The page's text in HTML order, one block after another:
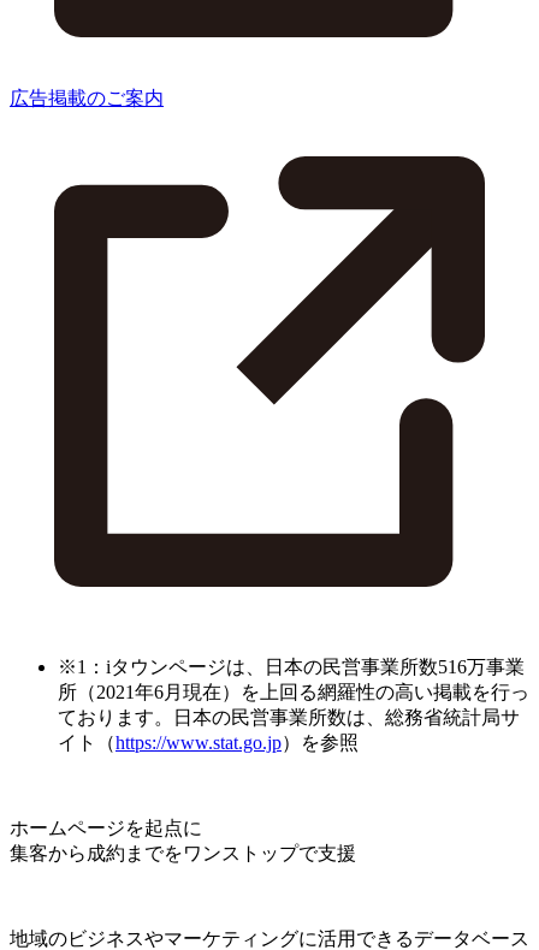
広告掲載のご案内
※1：iタウンページは、日本の民営事業所数516万事業
所（2021年6月現在）を上回る網羅性の高い掲載を行っ
ております。日本の民営事業所数は、総務省統計局サ
イト（https://www.stat.go.jp）を参照
ホームページを起点に
集客から成約までをワンストップで支援
地域のビジネスやマーケティングに活用できるデータベース